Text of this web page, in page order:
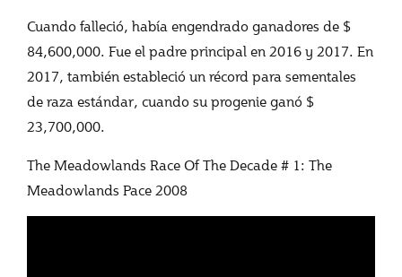
Cuando falleció, había engendrado ganadores de $
84,600,000. Fue el padre principal en 2016 y 2017. En
2017, también estableció un récord para sementales
de raza estándar, cuando su progenie ganó $
23,700,000.
The Meadowlands Race Of The Decade # 1: The
Meadowlands Pace 2008